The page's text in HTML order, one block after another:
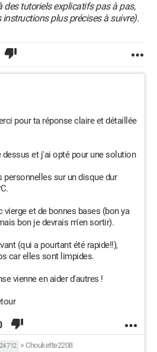
des tutoriels explicatifs pas à pas,
plus précises à suivre).
pour ta réponse claire et détaillée
et j'ai opté pour une solution
sur un disque dur
vierge et de bonnes bases (bon ya
bon je devrais m'en sortir).
(qui a pourtant été rapide!!),
car elles sont limpides.
vienne en aider d'autres !
24 712 > Choukette2208